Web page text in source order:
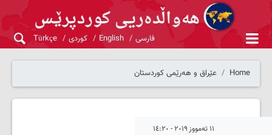
فارسی English کوردی Türkçe
Home عێراق و هەرێمی کوردستان
١١ تەمووز ٢٠١٩ - ١٤:٢٠